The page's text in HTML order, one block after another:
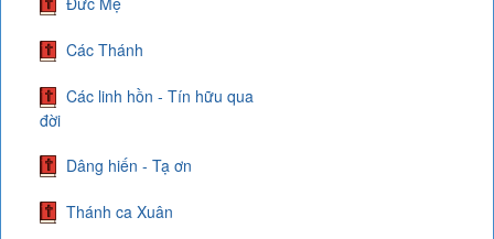
Các Thánh
Các linh hồn - Tín hữu qua
đời
Dâng hiến - Tạ ơn
Thánh ca Xuân